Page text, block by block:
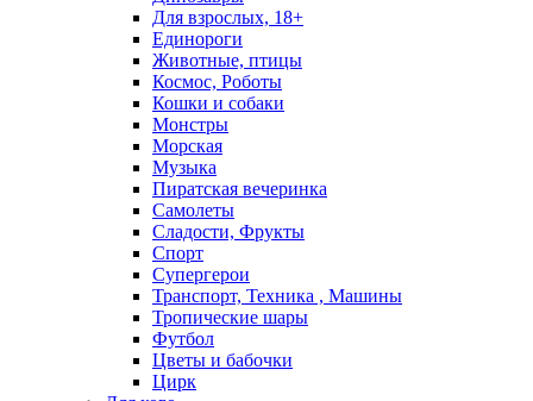
Для взрослых, 18+
Единороги
Животные, птицы
Космос, Роботы
Кошки и собаки
Монстры
Морская
Музыка
Пиратская вечеринка
Самолеты
Сладости, Фрукты
Спорт
Супергерои
Транспорт, Техника , Машины
Тропические шары
Футбол
Цветы и бабочки
Цирк